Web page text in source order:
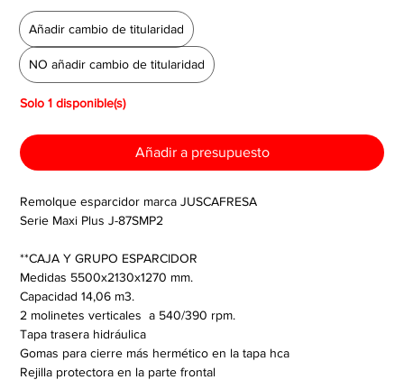
Añadir cambio de titularidad
NO añadir cambio de titularidad
Solo 1 disponible(s)
Añadir a presupuesto
Remolque esparcidor marca JUSCAFRESA
Serie Maxi Plus J-87SMP2
**CAJA Y GRUPO ESPARCIDOR
Medidas 5500x2130x1270 mm.
Capacidad 14,06 m3.
2 molinetes verticales  a 540/390 rpm.
Tapa trasera hidráulica
Gomas para cierre más hermético en la tapa hca
Rejilla protectora en la parte frontal